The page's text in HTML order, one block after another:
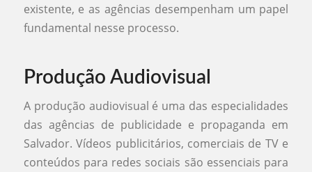
existente, e as agências desempenham um papel
fundamental nesse processo.
Produção Audiovisual
A produção audiovisual é uma das especialidades
das agências de publicidade e propaganda em
Salvador. Vídeos publicitários, comerciais de TV e
conteúdos para redes sociais são essenciais para